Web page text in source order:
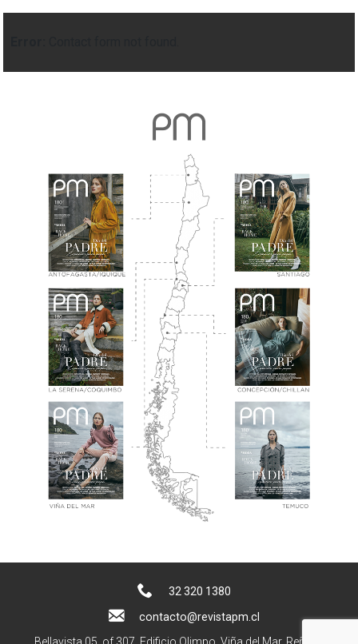
32 320 1380
contacto@revistapm.cl